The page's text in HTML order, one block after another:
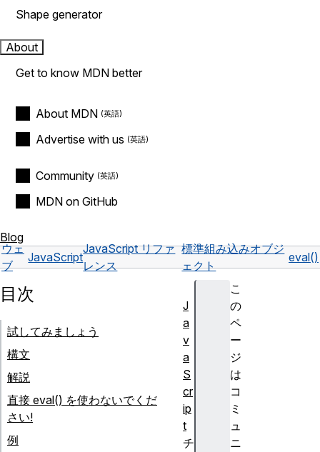
Shape generator
About
Get to know MDN better
About MDN
Advertise with us
Community
MDN on GitHub
Blog
ウェ
ブ
JavaScript
JavaScript リファ
レンス
標準組み込みオブジ
ェクト
eval()
こ
の
ペ
ー
ジ
は
コ
ミ
ュ
ニ
目次
試してみましょう
構文
解説
直接 eval() を使わないでくだ
さい!
例
J
a
v
a
S
cr
ip
t
チ